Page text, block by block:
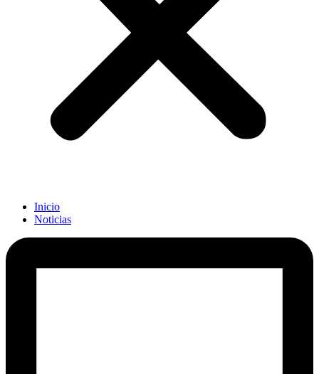
Inicio
Noticias